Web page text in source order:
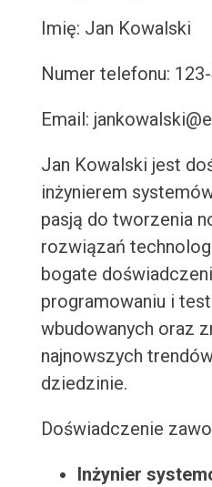
Imię: Jan Kowalski
Numer telefonu:
Email:
Jan Kowalski jest
inżynierem
pasją do tworzenia
rozwiązań
bogate
programowaniu i
wbudowanych oraz
najnowszych
dziedzinie.
Doświadczenie
Inżynier